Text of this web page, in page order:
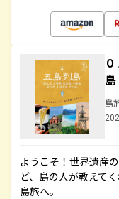
島
ようこそ！世界遺産
ど、島の人が教えて
島旅へ。